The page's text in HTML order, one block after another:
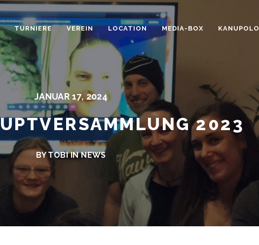
TURNIERE VEREIN LOCATION MEDIA-BOX KANUPOLO
JANUAR 17, 2024
2023
BY TOBI INNEWS